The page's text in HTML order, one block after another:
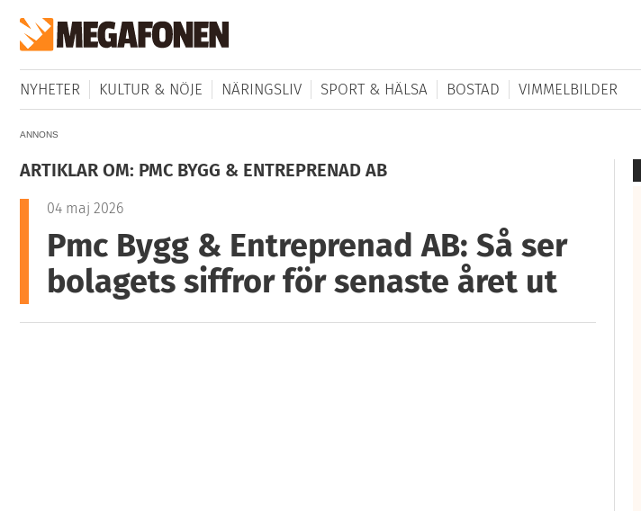
NYHETER KULTUR & NÖJE NÄRINGSLIV SPORT & HÄLSA BOSTAD VIMMELBILDER
ANNONS
ARTIKLAR OM: PMC BYGG & ENTREPRENAD AB
04 maj 2026
Pmc Bygg & Entreprenad AB: Så ser
bolagets siffror för senaste året ut